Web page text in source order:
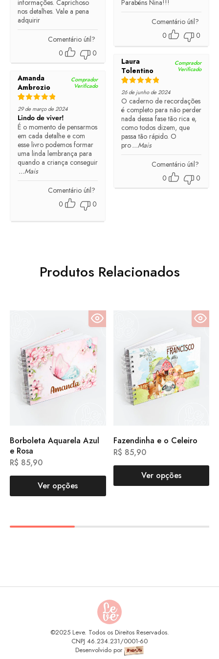
informações. Caprichoso
nos detalhes. Vale a pena
adquirir
Comentário útil?
0
0
Parabéns Nina!!!
Comentário útil?
0
0
Laura
Tolentino
Comprador
Verificado
Rated 5 out of 5
26 de junho de 2024
O caderno de recordações
é completo para não perder
nada dessa fase tão rica e,
como todos dizem, que
passa tão rápido. O
pro...Mais
Comentário útil?
0
0
Amanda
Ambrozio
Comprador
Verificado
Rated out of 5
29 de março de 2024
Lindo de viver!
É o momento de pensarmos
em cada detalhe e com
esse livro podemos formar
uma linda lembrança para
quando a criança conseguir
...Mais
Comentário útil?
0
0
Produtos Relacionados
Borboleta Aquarela Azul
e Rosa
R$ 85,90
Ver opções
Fazendinha e o Celeiro
R$ 85,90
Ver opções
©2025 Leve. Todos os Direitos Reservados.
CNPJ 46.234.231/0001-60
Desenvolvido por